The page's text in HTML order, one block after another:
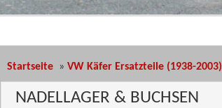
Startseite» VW Käfer Ersatzteile (1938-2003)
NADELLAGER & BUCHSEN